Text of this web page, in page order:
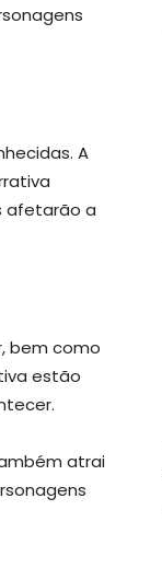
A
afetarão a
bem como
estão
atrai